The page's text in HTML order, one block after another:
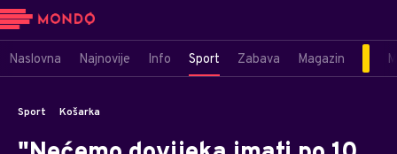
Naslovna Najnovije Info Sport Zabava Magazin
Sport Košarka